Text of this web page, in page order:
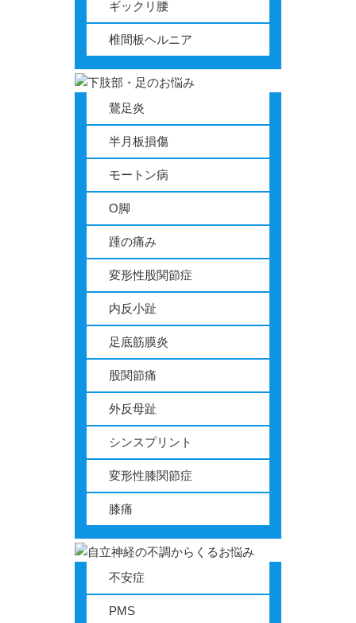
ギックリ腰
椎間板ヘルニア
鵞足炎
半月板損傷
モートン病
O脚
踵の痛み
変形性股関節症
内反小趾
足底筋膜炎
股関節痛
外反母趾
シンスプリント
変形性膝関節症
膝痛
不安症
PMS